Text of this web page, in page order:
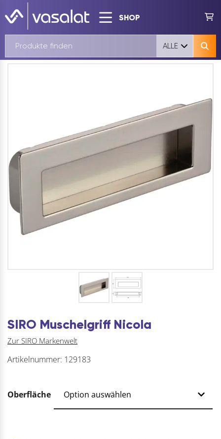
SHOP
ALLE
SIRO Muschelgriff Nicola
Zur SIRO Markenwelt
Artikelnummer: 129183
Oberfläche